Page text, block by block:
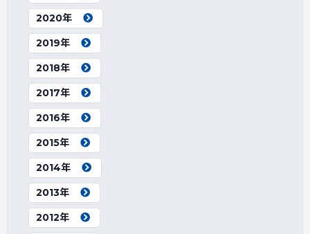
2020年
2019年
2018年
2017年
2016年
2015年
2014年
2013年
2012年